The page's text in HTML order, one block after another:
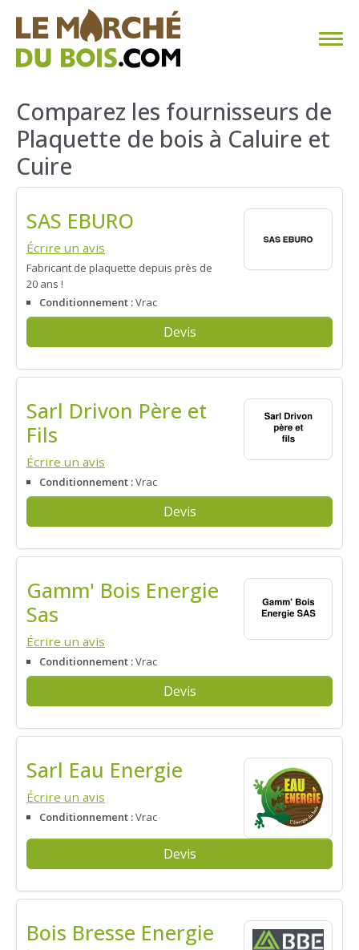
CHAUFFAGE AU BOIS
FAQ
CALCULER SA CONSOMMATION
TROUVER SON FOURNISSEUR
BLOG
ESPACE PRO
Comparez les fournisseurs de
Plaquette de bois à Caluire et
Cuire
SAS EBURO
Écrire un avis
Fabricant de plaquette depuis près de
20 ans !
Conditionnement :Vrac
Devis
Sarl Drivon Père et
Fils
Écrire un avis
Conditionnement :Vrac
Devis
Gamm' Bois Energie
Sas
Écrire un avis
Conditionnement :Vrac
Devis
Sarl Eau Energie
Écrire un avis
Conditionnement :Vrac
Devis
Bois Bresse Energie